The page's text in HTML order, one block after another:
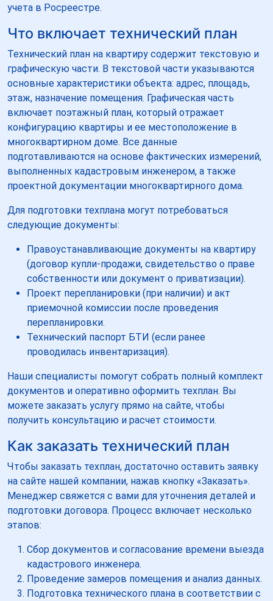
учета в Росреестре.
Что включает технический план
Технический план на квартиру содержит текстовую и
графическую части. В текстовой части указываются
основные характеристики объекта: адрес, площадь,
этаж, назначение помещения. Графическая часть
включает поэтажный план, который отражает
конфигурацию квартиры и ее местоположение в
многоквартирном доме. Все данные
подготавливаются на основе фактических измерений,
выполненных кадастровым инженером, а также
проектной документации многоквартирного дома.
Для подготовки техплана могут потребоваться
следующие документы:
Правоустанавливающие документы на квартиру
(договор купли-продажи, свидетельство о праве
собственности или документ о приватизации).
Проект перепланировки (при наличии) и акт
приемочной комиссии после проведения
перепланировки.
Технический паспорт БТИ (если ранее
проводилась инвентаризация).
Наши специалисты помогут собрать полный комплект
документов и оперативно оформить техплан. Вы
можете заказать услугу прямо на сайте, чтобы
получить консультацию и расчет стоимости.
Как заказать технический план
Чтобы заказать техплан, достаточно оставить заявку
на сайте нашей компании, нажав кнопку «Заказать».
Менеджер свяжется с вами для уточнения деталей и
подготовки договора. Процесс включает несколько
этапов:
Сбор документов и согласование времени выезда
кадастрового инженера.
Проведение замеров помещения и анализ данных.
Подготовка технического плана в соответствии с